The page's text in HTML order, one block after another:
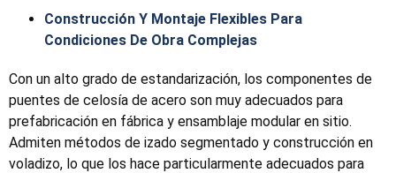
Construcción Y Montaje Flexibles Para
Condiciones De Obra Complejas
Con un alto grado de estandarización, los componentes de
puentes de celosía de acero son muy adecuados para
prefabricación en fábrica y ensamblaje modular en sitio.
Admiten métodos de izado segmentado y construcción en
voladizo, lo que los hace particularmente adecuados para